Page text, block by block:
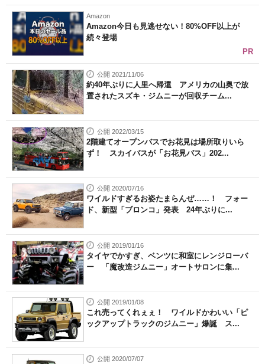
Amazon
Amazon今日も見逃せない！80%OFF以上が
続々登場
PR
公開 2021/11/06
約40年ぶりに人里へ帰還 アメリカの山奥で放
置されたスズキ・ジムニーが回収チーム...
公開 2022/03/15
2階建てオープンバスでお花見は場所取りいら
ず！ スカイバスが「お花見バス」202...
公開 2020/07/16
ワイルドすぎるお姿たまらんぜ……！ フォー
ド、新型「ブロンコ」発表 24年ぶりに...
公開 2019/01/16
タイヤでかすぎ、ベンツに和室にレンジローバ
ー 「魔改造ジムニー」オートサロンに集...
公開 2019/01/08
これ売ってくれぇぇ！ ワイルドかわいい「ピ
ックアップトラックのジムニー」爆誕 ス...
公開 2020/07/07